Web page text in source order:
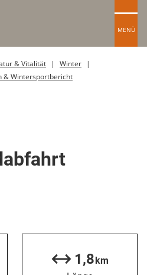
MENÜ
& Vitalität
Winter
& Wintersportbericht
1,8km